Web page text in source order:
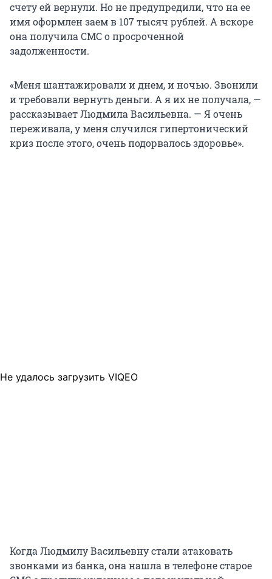
счету ей вернули. Но не предупредили, что на ее
имя оформлен заем в 107 тысяч рублей. А вскоре
она получила СМС о просроченной
задолженности.
«Меня шантажировали и днем, и ночью. Звонили
и требовали вернуть деньги. А я их не получала, —
рассказывает Людмила Васильевна. — Я очень
переживала, у меня случился гипертонический
криз после этого, очень подорвалось здоровье».
Не удалось загрузить VIQEO
Когда Людмилу Васильевну стали атаковать
звонками из банка, она нашла в телефоне старое